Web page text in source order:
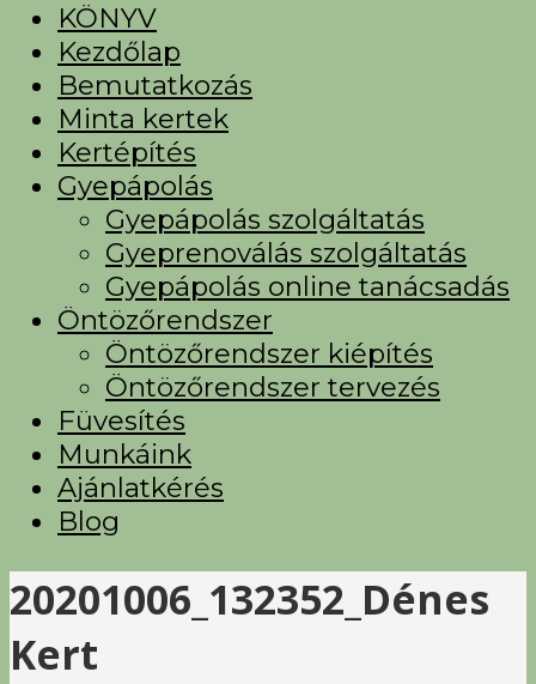
KÖNYV
Kezdőlap
Bemutatkozás
Minta kertek
Kertépítés
Gyepápolás
Gyepápolás szolgáltatás
Gyeprenoválás szolgáltatás
Gyepápolás online tanácsadás
Öntözőrendszer
Öntözőrendszer kiépítés
Öntözőrendszer tervezés
Füvesítés
Munkáink
Ajánlatkérés
Blog
20201006_132352_Dénes
Kert